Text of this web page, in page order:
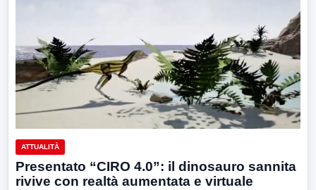
ATTUALITÀ
Presentato “CIRO 4.0”: il dinosauro sannita
rivive con realtà aumentata e virtuale